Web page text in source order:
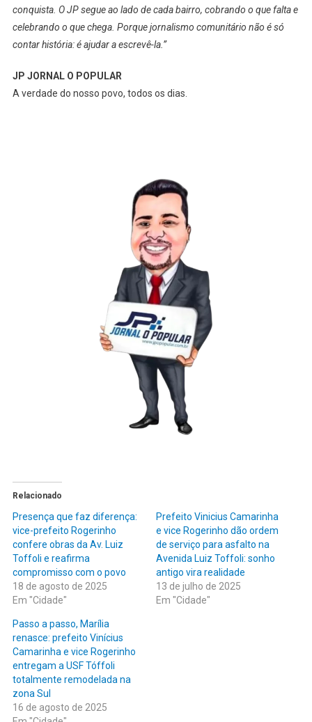
conquista. O JP segue ao lado de cada bairro, cobrando o que falta e
celebrando o que chega. Porque jornalismo comunitário não é só
contar história: é ajudar a escrevê-la.”
JP JORNAL O POPULAR
A verdade do nosso povo, todos os dias.
Relacionado
Presença que faz diferença:
vice-prefeito Rogerinho
confere obras da Av. Luiz
Toffoli e reafirma
compromisso com o povo
18 de agosto de 2025
Em "Cidade"
Prefeito Vinicius Camarinha
e vice Rogerinho dão ordem
de serviço para asfalto na
Avenida Luiz Toffoli: sonho
antigo vira realidade
13 de julho de 2025
Em "Cidade"
Passo a passo, Marília
renasce: prefeito Vinícius
Camarinha e vice Rogerinho
entregam a USF Tóffoli
totalmente remodelada na
zona Sul
16 de agosto de 2025